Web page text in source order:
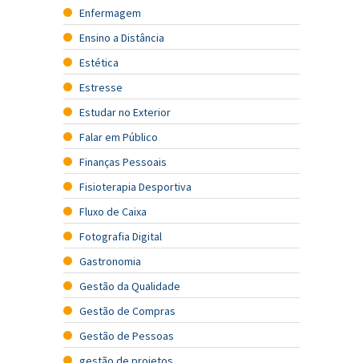
Enfermagem
Ensino a Distância
Estética
Estresse
Estudar no Exterior
Falar em Público
Finanças Pessoais
Fisioterapia Desportiva
Fluxo de Caixa
Fotografia Digital
Gastronomia
Gestão da Qualidade
Gestão de Compras
Gestão de Pessoas